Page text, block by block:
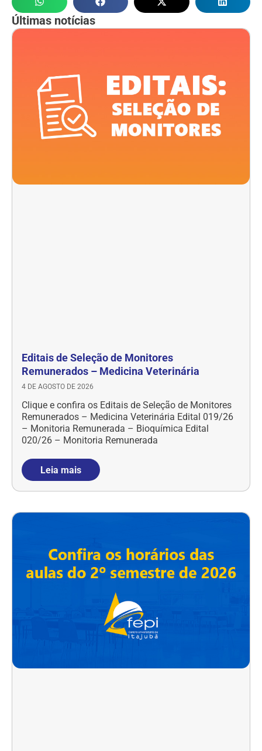
Últimas notícias
Editais de Seleção de Monitores
Remunerados – Medicina Veterinária
4 DE AGOSTO DE 2026
Clique e confira os Editais de Seleção de Monitores
Remunerados – Medicina Veterinária Edital 019/26
– Monitoria Remunerada – Bioquímica Edital
020/26 – Monitoria Remunerada
Leia mais